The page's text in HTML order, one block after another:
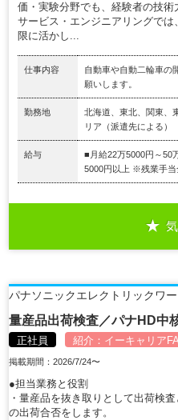
価・実験分野でも、経験者の技
サービス・エンジニアリングで
限に活かし...
仕事内容
自動車や自動二輪車の
願いします。
勤務地
北海道、東北、関東、
リア（派遣先による）
給与
■月給22万5000円～50
5000円以上 ※残業手当
パナソニックエレクトリックワ
量産品出荷検査／パナHD中
正社員 紹介： イーキャリア
掲載期間：2026/7/24〜
●担当業務と役割
・量産品を抜き取りとして出荷検
の出荷合否をします。